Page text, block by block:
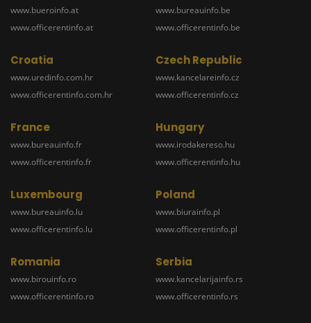
www.bueroinfo.at
www.officerentinfo.at
www.bureauinfo.be
www.officerentinfo.be
Croatia
www.uredinfo.com.hr
www.officerentinfo.com.hr
Czech Republic
www.kancelareinfo.cz
www.officerentinfo.cz
France
www.bureauinfo.fr
www.officerentinfo.fr
Hungary
www.irodakereso.hu
www.officerentinfo.hu
Luxembourg
www.bureauinfo.lu
www.officerentinfo.lu
Poland
www.biurainfo.pl
www.officerentinfo.pl
Romania
www.birouinfo.ro
www.officerentinfo.ro
Serbia
www.kancelarijainfo.rs
www.officerentinfo.rs